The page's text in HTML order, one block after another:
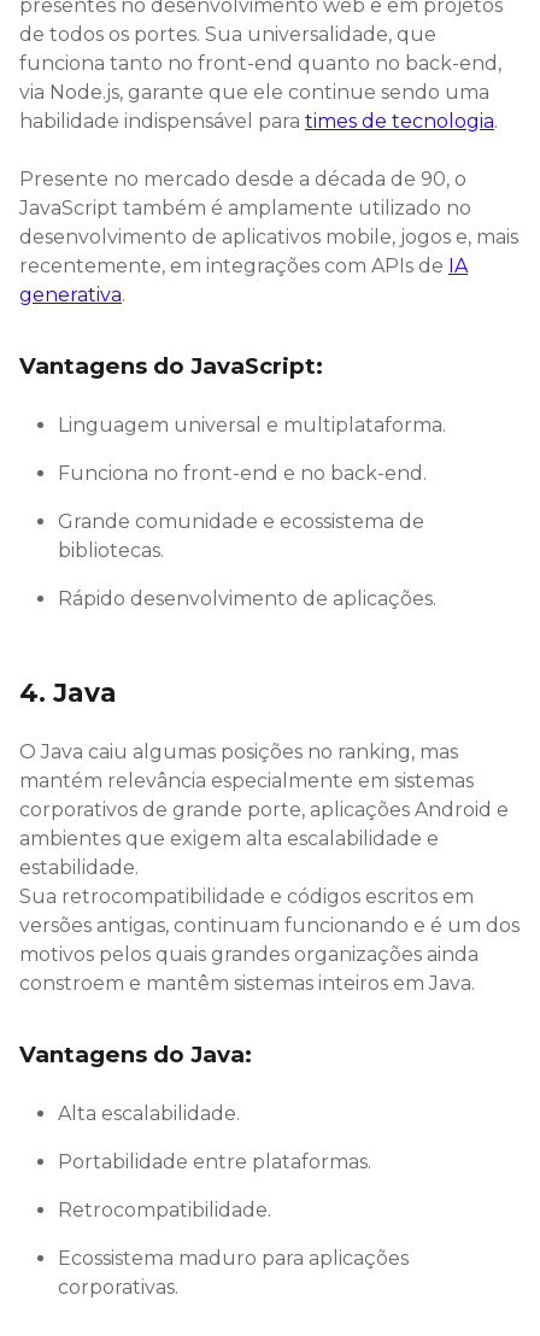
presentes no desenvolvimento web e em projetos
de todos os portes. Sua universalidade, que
funciona tanto no front-end quanto no back-end,
via Node.js, garante que ele continue sendo uma
habilidade indispensável para times de tecnologia.
Presente no mercado desde a década de 90, o
JavaScript também é amplamente utilizado no
desenvolvimento de aplicativos mobile, jogos e, mais
recentemente, em integrações com APIs de IA
generativa.
Vantagens do JavaScript:
Linguagem universal e multiplataforma.
Funciona no front-end e no back-end.
Grande comunidade e ecossistema de
bibliotecas.
Rápido desenvolvimento de aplicações.
4. Java
O Java caiu algumas posições no ranking, mas
mantém relevância especialmente em sistemas
corporativos de grande porte, aplicações Android e
ambientes que exigem alta escalabilidade e
estabilidade.
Sua retrocompatibilidade e códigos escritos em
versões antigas, continuam funcionando e é um dos
motivos pelos quais grandes organizações ainda
constroem e mantêm sistemas inteiros em Java.
Vantagens do Java:
Alta escalabilidade.
Portabilidade entre plataformas.
Retrocompatibilidade.
Ecossistema maduro para aplicações
corporativas.